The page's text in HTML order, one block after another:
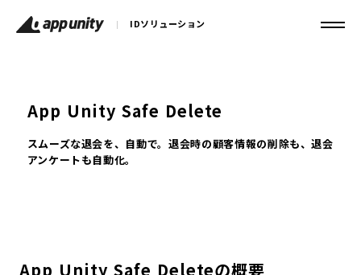
App Unity Safe Delete
スムーズな退会を、自動で。退会時の顧客情報の削除も、退会
アンケートも自動化。
IDソリューション
App Unity Safe Deleteの概要